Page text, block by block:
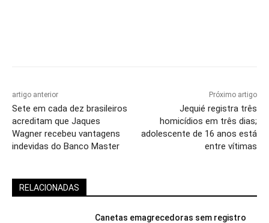
artigo anterior
Sete em cada dez brasileiros
acreditam que Jaques
Wagner recebeu vantagens
indevidas do Banco Master
Próximo artigo
Jequié registra três
homicídios em três dias;
adolescente de 16 anos está
entre vítimas
RELACIONADAS
Canetas emagrecedoras sem registro